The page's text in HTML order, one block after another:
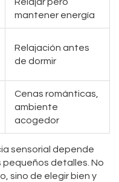
Relajar pero
mantener energía
Relajación antes
de dormir
Cenas románticas,
ambiente
acogedor
sensorial depende
detalles. No
sino de elegir bien y